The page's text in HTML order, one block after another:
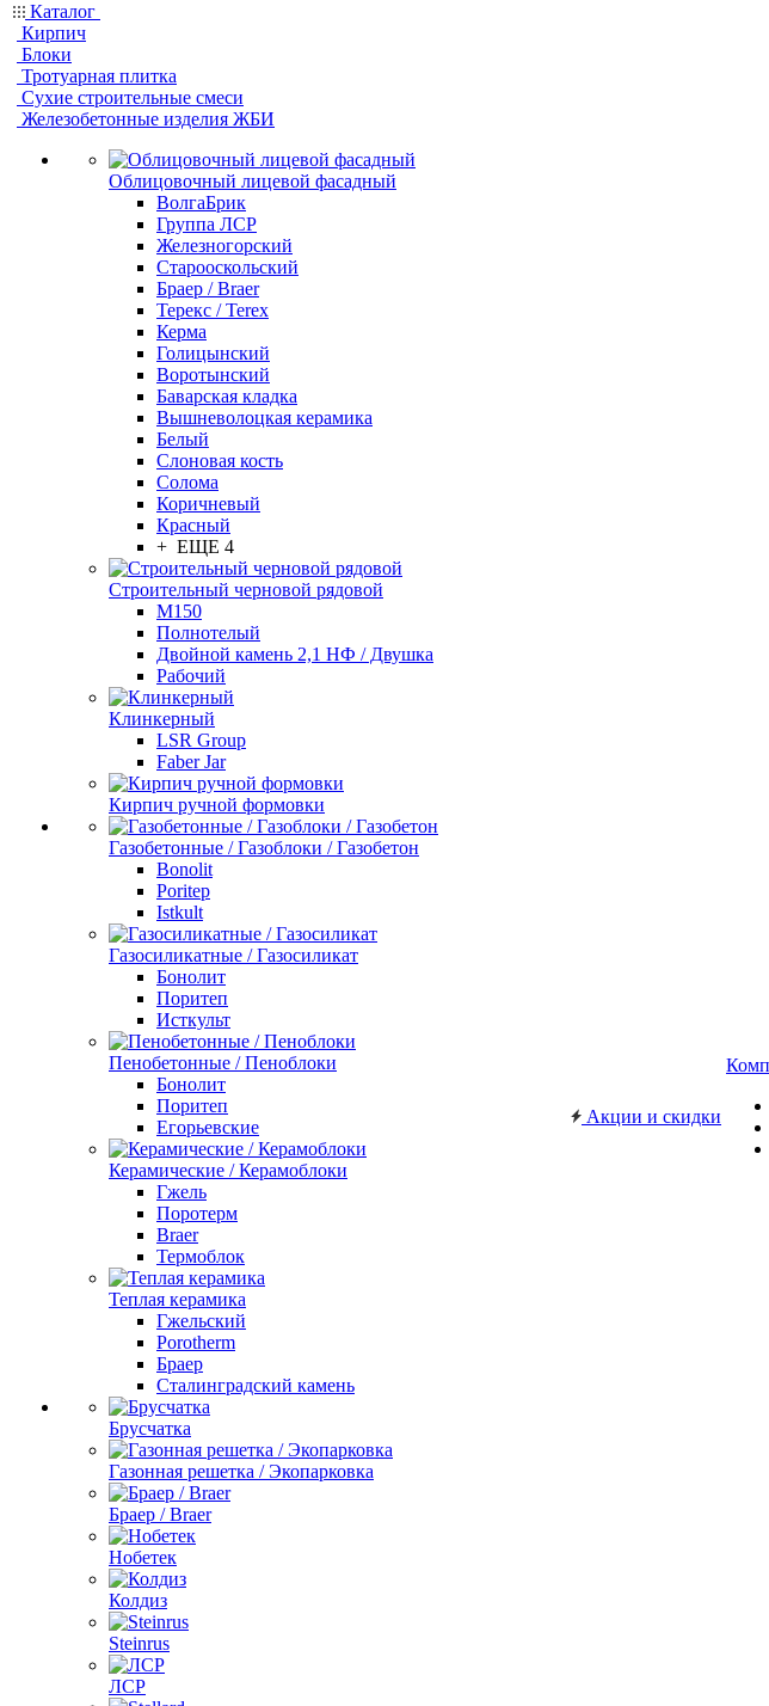
Каталог
Кирпич
Блоки
Тротуарная плитка
Сухие строительные смеси
Железобетонные изделия ЖБИ
Облицовочный лицевой фасадный
ВолгаБрик
Группа ЛСР
Железногорский
Старооскольский
Браер / Braer
Терекс / Terex
Керма
Голицынский
Воротынский
Баварская кладка
Вышневолоцкая керамика
Белый
Слоновая кость
Солома
Коричневый
Красный
+ ЕЩЕ 4
Строительный черновой рядовой
М150
Полнотелый
Двойной камень 2,1 НФ / Двушка
Рабочий
Клинкерный
LSR Group
Faber Jar
Кирпич ручной формовки
Газобетонные / Газоблоки / Газобетон
Bonolit
Poritep
Istkult
Газосиликатные / Газосиликат
Бонолит
Поритеп
Исткульт
Пенобетонные / Пеноблоки
Бонолит
Поритеп
Егорьевские
Керамические / Керамоблоки
Гжель
Поротерм
Braer
Термоблок
Теплая керамика
Гжельский
Porotherm
Браер
Сталинградский камень
Брусчатка
Газонная решетка / Экопарковка
Браер / Braer
Нобетек
Колдиз
Steinrus
ЛСР
Акции и скидки